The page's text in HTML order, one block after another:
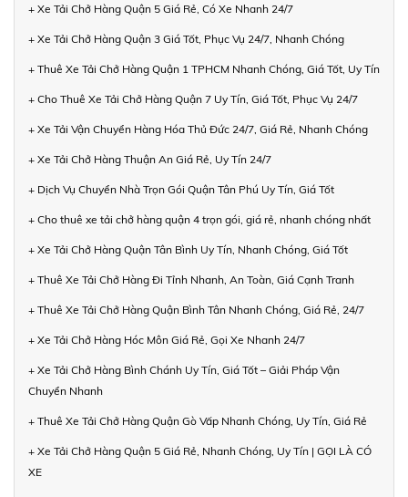
+ Xe Tải Chở Hàng Quận 5 Giá Rẻ, Có Xe Nhanh 24/7
+ Xe Tải Chở Hàng Quận 3 Giá Tốt, Phục Vụ 24/7, Nhanh Chóng
+ Thuê Xe Tải Chở Hàng Quận 1 TPHCM Nhanh Chóng, Giá Tốt, Uy Tín
+ Cho Thuê Xe Tải Chở Hàng Quận 7 Uy Tín, Giá Tốt, Phục Vụ 24/7
+ Xe Tải Vận Chuyển Hàng Hóa Thủ Đức 24/7, Giá Rẻ, Nhanh Chóng
+ Xe Tải Chở Hàng Thuận An Giá Rẻ, Uy Tín 24/7
+ Dịch Vụ Chuyển Nhà Trọn Gói Quận Tân Phú Uy Tín, Giá Tốt
+ Cho thuê xe tải chở hàng quận 4 trọn gói, giá rẻ, nhanh chóng nhất
+ Xe Tải Chở Hàng Quận Tân Bình Uy Tín, Nhanh Chóng, Giá Tốt
+ Thuê Xe Tải Chở Hàng Đi Tỉnh Nhanh, An Toàn, Giá Cạnh Tranh
+ Thuê Xe Tải Chở Hàng Quận Bình Tân Nhanh Chóng, Giá Rẻ, 24/7
+ Xe Tải Chở Hàng Hóc Môn Giá Rẻ, Gọi Xe Nhanh 24/7
+ Xe Tải Chở Hàng Bình Chánh Uy Tín, Giá Tốt – Giải Pháp Vận
Chuyển Nhanh
+ Thuê Xe Tải Chở Hàng Quận Gò Vấp Nhanh Chóng, Uy Tín, Giá Rẻ
+ Xe Tải Chở Hàng Quận 5 Giá Rẻ, Nhanh Chóng, Uy Tín | GỌI LÀ CÓ
XE